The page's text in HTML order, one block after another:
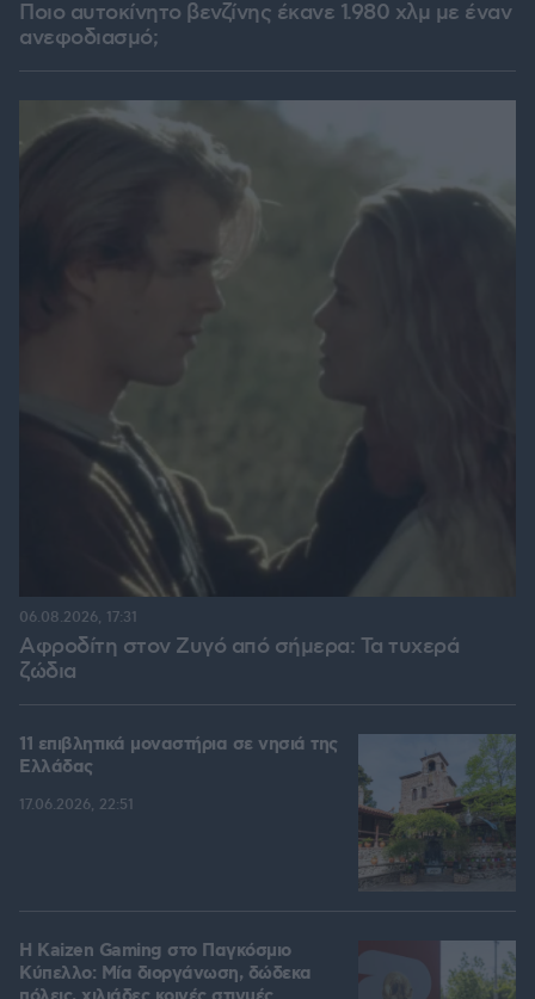
Ποιο αυτοκίνητο βενζίνης έκανε 1.980 χλμ με έναν
ανεφοδιασμό;
Αφροδίτη στον Ζυγό από σήμερα: Τα τυχερά
ζώδια
06.08.2026, 17:31
11 επιβλητικά μοναστήρια σε νησιά της
Ελλάδας
17.06.2026, 22:51
H Kaizen Gaming στο Παγκόσμιο
Kύπελλο: Μία διοργάνωση, δώδεκα